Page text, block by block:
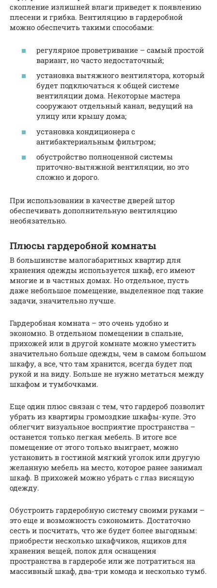
скопление излишней влаги приведет к появлению
плесени и грибка. Вентиляцию в гардеробной
можно обеспечить такими способами:
регулярное проветривание – самый простой
вариант, но часто недостаточный;
установка вытяжного вентилятора, который
будет подключаться к общей системе
вентиляции дома. Некоторые мастера
сооружают отдельный канал, ведущий на
улицу или крышу дома;
установка кондиционера с
антибактериальным фильтром;
обустройство полноценной системы
приточно-вытяжной вентиляции, но это
сложно и дорого.
При использовании в качестве дверей штор
обеспечивать дополнительную вентиляцию
необязательно.
Плюсы гардеробной комнаты
В большинстве малогабаритных квартир для
хранения одежды используется шкаф, его имеют
многие и в частных домах. Но отдельное, пусть
даже небольшое помещение, выделенное под такие
задачи, значительно лучше.
Гардеробная комната – это очень удобно и
экономно. В отдельном помещении в спальне,
прихожей или в другой комнате можно уместить
значительно больше одежды, чем в самом большом
шкафу, а все, что там хранится, всегда будет под
рукой и на виду. Больше не нужно метаться между
шкафом и тумбочками.
Еще один плюс связан с тем, что гардероб позволит
убрать из квартиры громоздкие шкафы-купе. Это
облегчит визуальное восприятие пространства –
останется только легкая мебель. В итоге все
помещение от этого только выиграет, можно
установить в гостиной мягкий уголок или другую
желанную мебель на место, которое ранее занимал
шкаф. В прихожей можно убрать с глаз висящую
одежду.
Обустроить гардеробную систему своими руками –
это еще и возможность сэкономить. Достаточно
сесть и посчитать, что же будет более выгодным:
приобрести несколько шкафчиков, ящиков для
хранения вещей, полок для оснащения
пространства в гардеробе или же потратиться на
массивный шкаф, два-три комода и несколько тумб.